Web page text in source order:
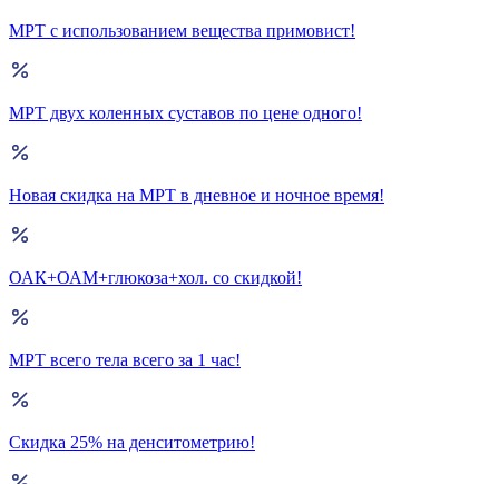
МРТ с использованием вещества примовист!
МРТ двух коленных суставов по цене одного!
Новая скидка на МРТ в дневное и ночное время!
ОАК+ОАМ+глюкоза+хол. со скидкой!
МРТ всего тела всего за 1 час!
Скидка 25% на денситометрию!